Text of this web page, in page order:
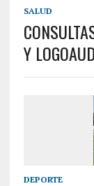
SALUD
Y
DEPORTE